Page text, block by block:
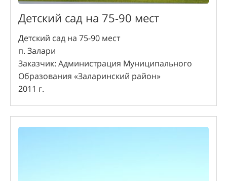
Детский сад на 75-90 мест
Детский сад на 75-90 мест
п. Залари
Заказчик: Администрация Муниципального
Образования «Заларинский район»
2011 г.